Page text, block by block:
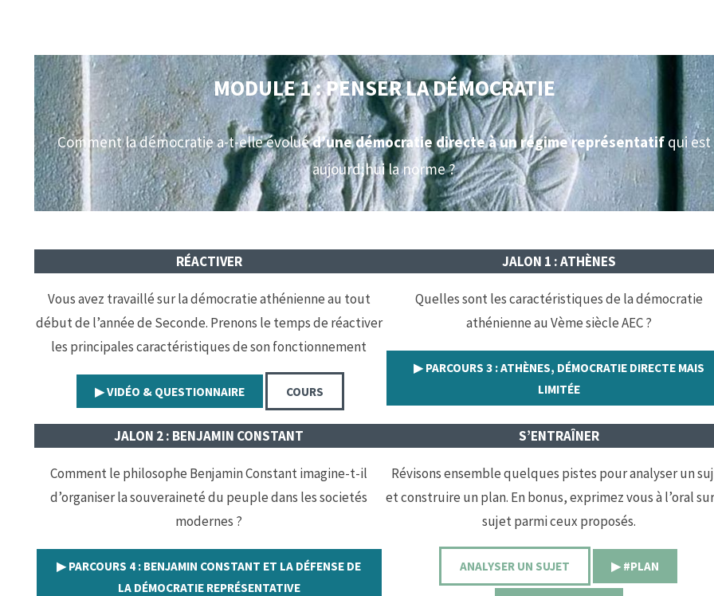
MODULE 1 : PENSER LA DÉMOCRATIE
Comment la démocratie a-t-elle évoluéd’une démocratie directe à un régime représentatif qui est
aujourd;hui la norme ?
RÉACTIVER
Vous avez travaillé sur la démocratie athénienne au tout
début de l’année de Seconde. Prenons le temps de réactiver
les principales caractéristiques de son fonctionnement
▶︎ VIDÉO & QUESTIONNAIRE COURS
JALON 1 : ATHÈNES
Quelles sont les caractéristiques de la démocratie
athénienne au Vème siècle AEC ?
▶︎ PARCOURS 3 : ATHÈNES, DÉMOCRATIE DIRECTE MAIS
LIMITÉE
JALON 2 : BENJAMIN CONSTANT
Comment le philosophe Benjamin Constant imagine-t-il
d’organiser la souveraineté du peuple dans les societés
modernes ?
▶︎ PARCOURS 4 : BENJAMIN CONSTANT ET LA DÉFENSE DE
LA DÉMOCRATIE REPRÉSENTATIVE
S’ENTRAÎNER
Révisons ensemble quelques pistes pour analyser un
et construire un plan. En bonus, exprimez vous à l’oral
sujet parmi ceux proposés.
ANALYSER UN SUJET ▶︎ #PLAN